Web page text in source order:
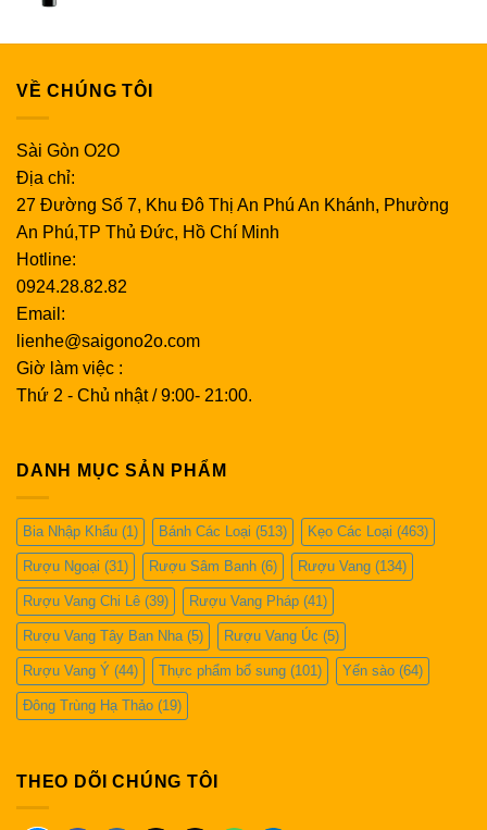
VỀ CHÚNG TÔI
Sài Gòn O2O
Địa chỉ:
27 Đường Số 7, Khu Đô Thị An Phú An Khánh, Phường
An Phú,TP Thủ Đức, Hồ Chí Minh
Hotline:
0924.28.82.82
Email:
lienhe@saigono2o.com
Giờ làm việc :
Thứ 2 - Chủ nhật / 9:00- 21:00.
DANH MỤC SẢN PHẨM
Bia Nhập Khẩu (1) Bánh Các Loại (513) Kẹo Các Loại (463)
Rượu Ngoại (31) Rượu Sâm Banh (6) Rượu Vang (134)
Rượu Vang Chi Lê (39) Rượu Vang Pháp (41)
Rượu Vang Tây Ban Nha (5) Rượu Vang Úc (5)
Rượu Vang Ý (44) Thực phẩm bổ sung (101) Yến sào (64)
Đông Trùng Hạ Thảo (19)
THEO DÕI CHÚNG TÔI